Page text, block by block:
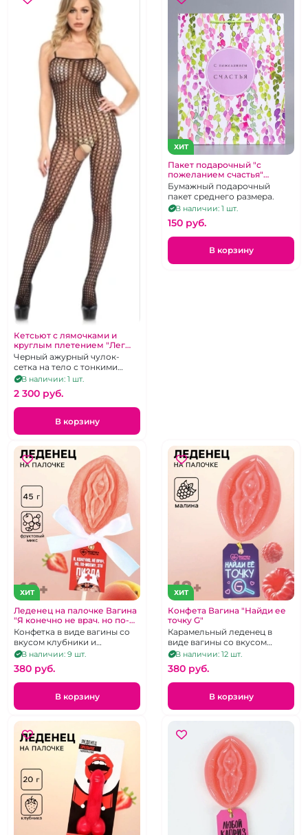
Кетсьют с лямочками и
круглым плетением "Лег
Авеню" Высокомерие
Черный ажурный чулок-
сетка на тело с тонкими
бретелями и открытым
доступом
В наличии: 1 шт.
2 300 pуб.
В корзину
ХИТ
Пакет подарочный "с
пожеланием счастья"
средний 33х25 см
Бумажный подарочный
пакет среднего размера.
В наличии: 1 шт.
150 pуб.
В корзину
ХИТ
Леденец на палочке Вагина
"Я конечно не врач. но по-
моему это пизда"
Конфетка в виде вагины со
вкусом клубники и
абрикоса.
В наличии: 9 шт.
380 pуб.
В корзину
ХИТ
Конфета Вагина "Найди ее
точку G"
Карамельный леденец в
виде вагины со вкусом
малины
В наличии: 12 шт.
380 pуб.
В корзину